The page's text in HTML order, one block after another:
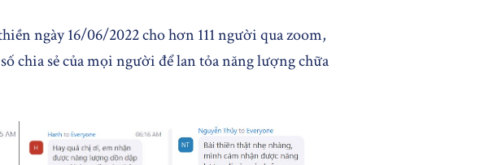
ngày 16/06/2022 cho hơn 111 người qua zoom,
chia sẻ của mọi người để lan tỏa năng lượng chữa